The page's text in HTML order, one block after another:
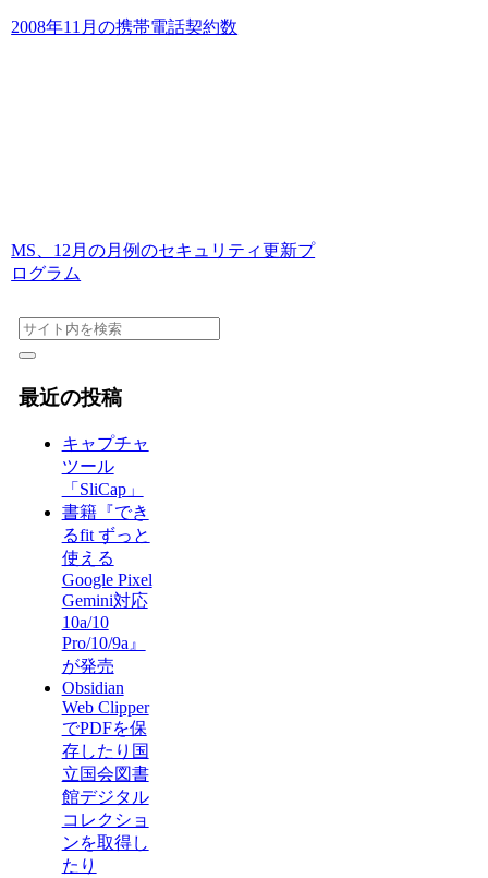
2008年11月の携帯電話契約数
MS、12月の月例のセキュリティ更新プ
ログラム
最近の投稿
キャプチャ
ツール
「SliCap」
書籍『でき
るfit ずっと
使える
Google Pixel
Gemini対応
10a/10
Pro/10/9a』
が発売
Obsidian
Web Clipper
でPDFを保
存したり国
立国会図書
館デジタル
コレクショ
ンを取得し
たり